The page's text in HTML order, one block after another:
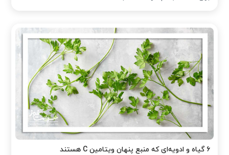
۶ گیاه و ادویه‌ای که منبع پنهان ویتامین C هستند